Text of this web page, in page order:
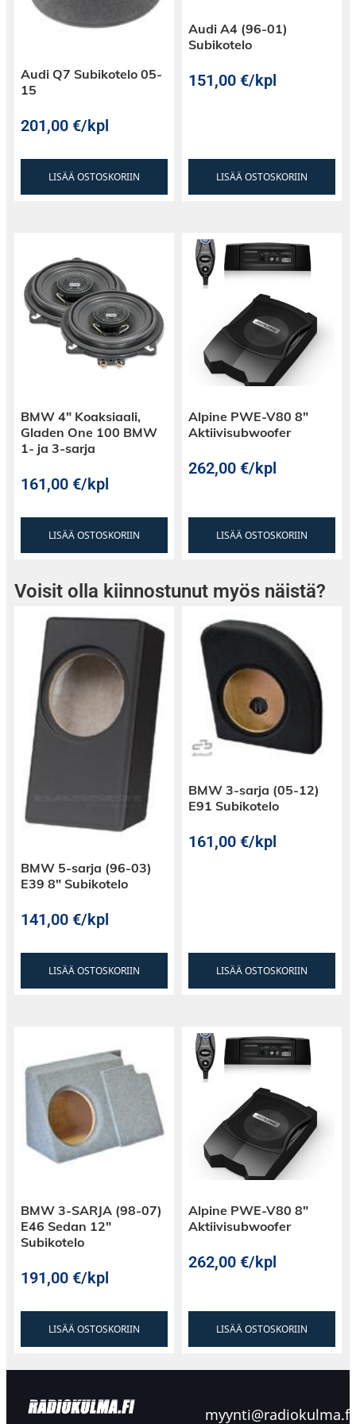
Audi Q7 Subikotelo 05-
15
201,00€/kpl
LISÄÄ OSTOSKORIIN
Audi A4 (96-01)
Subikotelo
151,00€/kpl
LISÄÄ OSTOSKORIIN
BMW 4″ Koaksiaali,
Gladen One 100 BMW
1- ja 3-sarja
161,00€/kpl
LISÄÄ OSTOSKORIIN
Alpine PWE-V80 8″
Aktiivisubwoofer
262,00€/kpl
LISÄÄ OSTOSKORIIN
Voisit olla kiinnostunut myös näistä?
BMW 5-sarja (96-03)
E39 8″ Subikotelo
141,00€/kpl
LISÄÄ OSTOSKORIIN
BMW 3-sarja (05-12)
E91 Subikotelo
161,00€/kpl
LISÄÄ OSTOSKORIIN
BMW 3-SARJA (98-07)
E46 Sedan 12″
Subikotelo
191,00€/kpl
LISÄÄ OSTOSKORIIN
Alpine PWE-V80 8″
Aktiivisubwoofer
262,00€/kpl
LISÄÄ OSTOSKORIIN
myynti@radiokulma.fi